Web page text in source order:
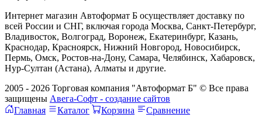
Интернет магазин Автоформат Б осуществляет доставку по
всей России и СНГ, включая города Москва, Санкт-Петербург,
Владивосток, Волгоград, Воронеж, Екатеринбург, Казань,
Краснодар, Красноярск, Нижний Новгород, Новосибирск,
Пермь, Омск, Ростов-на-Дону, Самара, Челябинск, Хабаровск,
Нур-Султан (Астана), Алматы и другие.
2005 - 2026 Торговая компания "Автоформат Б" © Все права
защищены Авега-Софт - создание сайтов
Главная
Каталог Корзина
Сравнение